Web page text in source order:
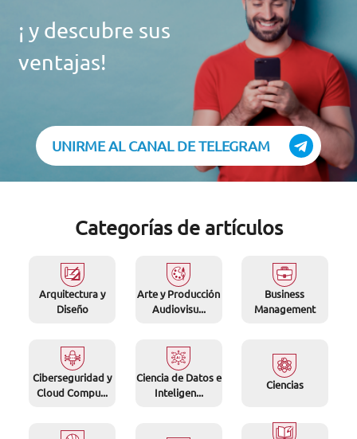
¡ y descubre sus
ventajas!
UNIRME AL CANAL DE TELEGRAM
Categorías de artículos
Arquitectura y
Diseño
Arte y Producción
Audiovisu...
Business
Management
Ciberseguridad y
Cloud Compu...
Ciencia de Datos e
Inteligen...
Ciencias